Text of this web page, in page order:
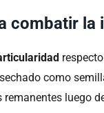
combatir la
como
luego